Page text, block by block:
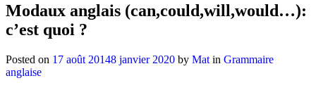
Modaux anglais (can,could,will,would…):
c’est quoi ?
Posted on 17 août 20148 janvier 2020 by Mat in Grammaire
anglaise